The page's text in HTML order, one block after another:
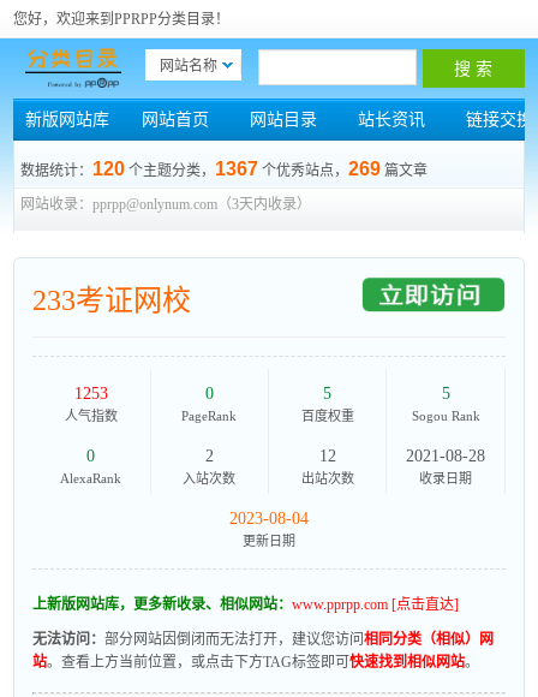
您好，欢迎来到PPRPP分类目录！
网站名称
新版网站库 网站首页 网站目录 站长资讯 链接交换
数据统计： 120 个主题分类， 1367 个优秀站点，269 篇文章
网站收录：pprpp@onlynum.com（3天内收录）
233考证网校
1253
人气指数
0
PageRank
5
百度权重
5
Sogou Rank
0
AlexaRank
2
入站次数
12
出站次数
2021-08-28
收录日期
2023-08-04
更新日期
上新版网站库，更多新收录、相似网站：www.pprpp.com [点击直达]
无法访问：部分网站因倒闭而无法打开，建议您访问相同分类（相似）网
站。查看上方当前位置，或点击下方TAG标签即可快速找到相似网站。